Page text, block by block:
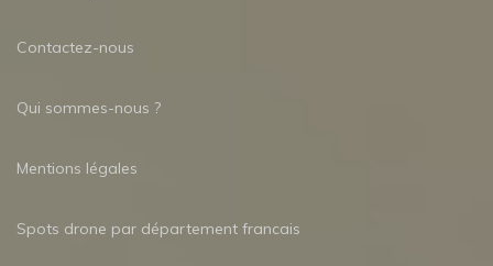
Contactez-nous
Qui sommes-nous ?
Mentions légales
Spots drone par département francais